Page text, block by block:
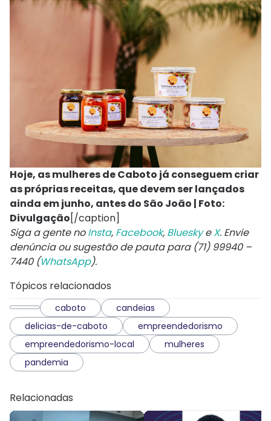
Hoje, as mulheres de Caboto já conseguem criar
as próprias receitas, que devem ser lançados
ainda em junho, antes do São João | Foto:
Divulgação[/caption]
Siga a gente noInsta, Facebook, BlueskyeX. Envie
denúncia ou sugestão de pauta para (71) 99940 –
7440 (WhatsApp).
Tópicos relacionados
caboto
candeias
delicias-de-caboto
empreendedorismo
empreendedorismo-local
mulheres
pandemia
Relacionadas